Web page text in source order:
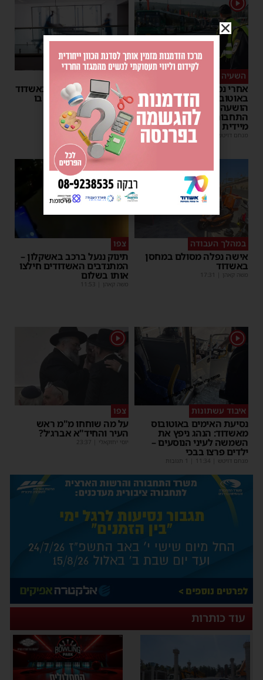
השעיה מיידית
אחרי נסיעת האימים
באוטובוס מאשדוד: הנהג
הושעה מתפקידו – משרד
התחבורה הורה על בדיקה
מיידית
מנחם דויטש
אדם התמוטט בביתו באשדוד
– כוחות ההצלה ביצעו בו
פעולות החייאה
מנחם דויטש 17:35
במהלך העבודה
אישה נפלה מסולם במחסן
באשדוד
משה קאהן 17:31
1
צפו
תינוק ננעל ברכב באשקלון –
המתנדבים האשדודים חילצו
אותו בשלום
משה קאהן 11:53
1
איבוד עשתונות
נסיעת האימים באוטובוס
מאשדוד: הנהג ניפץ את
השמשה לעיני הנוסעים –
ילדים פרצו בבכי
מנחם דויטש 11:34
1
צפו
על מה שוחחו מ"מ ראש
העיר והחיד"א אברג׳ל?
יוסי יחזקאלי 23:37
עוד כותרות
פרסומת